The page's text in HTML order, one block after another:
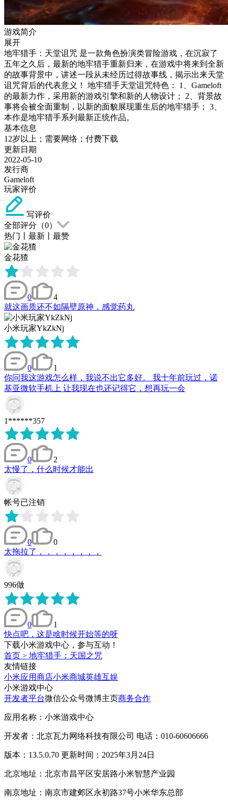
游戏简介
展开
地牢猎手：天堂诅咒 是一款角色扮演类冒险游戏，在沉寂了
五年之久后，最新的地牢猎手重新归来，在游戏中将来到全新
的故事背景中，讲述一段从未经历过得故事线，揭示出来天堂
诅咒背后的代表意义！ 地牢猎手天堂诅咒特色： 1、Gameloft
的最新力作，采用新的游戏引擎和新的人物设计； 2、背景故
事将会被全面重制，以新的面貌展现重生后的地牢猎手； 3、
本作是地牢猎手系列最新正统作品。
基本信息
12岁以上；需要网络；付费下载
更新日期
2022-05-10
发行商
Gameloft
玩家评价
写评价
全部评分（0）
热门
最新 最赞
金花猹
0
4
就这画质还不如隔壁原神，感觉药丸
小米玩家YkZkNj
0
1
你问我这游戏怎么样，我说不出它多好。 我十年前玩过，诺
基亚微软手机上 让我现在也还记得它，想再玩一会
1******357
0
2
太慢了，什么时候才能出
帐号已注销
0
0
太拖拉了，，，，，，，，
996做
0
1
快点吧，这是啥时候开始等的呀
下载小米游戏中心，参与互动！
首页 > 地牢猎手：天国之咒
友情链接
小米应用商店小米商城英雄互娱
小米游戏中心
开发者平台微信公众号微博主页商务合作
应用名称：小米游戏中心
开发者：北京瓦力网络科技有限公司 电话：010-60606666
版本：13.5.0.70 更新时间：2025年3月24日
北京地址：北京市昌平区安居路小米智慧产业园
南京地址：南京市建邺区永初路37号小米华东总部